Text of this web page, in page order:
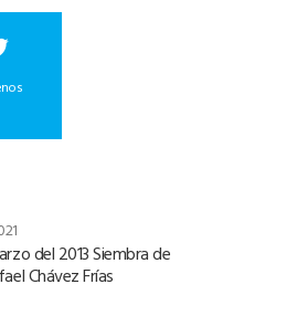
del 2013 Siembra de
Chávez Frías